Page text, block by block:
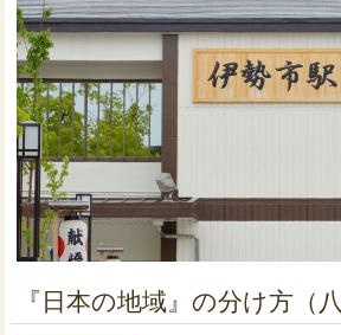
『日本の地域』の分け方（